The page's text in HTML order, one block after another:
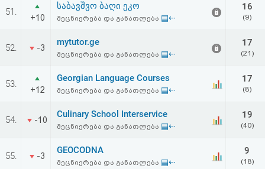
51.
+10
საბავშვო ბაღი ეკო
მეცნიერება და განათლება ▤⇠
16
(9)
52. -3
mytutor.ge
მეცნიერება და განათლება ▤⇠
17
(21)
53.
+12
Georgian Language Courses
მეცნიერება და განათლება ▤⇠
17
(8)
54. -10
Culinary School Interservice
მეცნიერება და განათლება ▤⇠
19
(40)
55. -3
GEOCODNA
მეცნიერება და განათლება ▤⇠
9
(18)